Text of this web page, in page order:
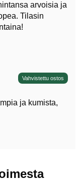
arvoisia ja
Tilasin
Vahvistettu ostos
ja kumista,